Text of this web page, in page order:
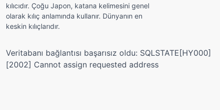
kılıcıdır. Çoğu Japon, katana kelimesini genel
olarak kılıç anlamında kullanır. Dünyanın en
keskin kılıçlarıdır.
Veritabanı bağlantısı başarısız oldu: SQLSTATE[HY000]
[2002] Cannot assign requested address